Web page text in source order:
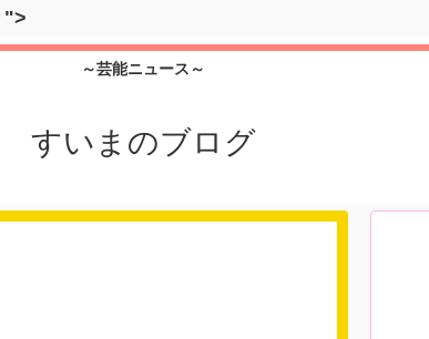
">
～芸能ニュース～
すいまのブログ